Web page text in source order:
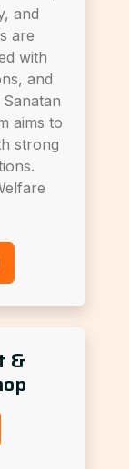
and
are
with
and
aims to
strong
&